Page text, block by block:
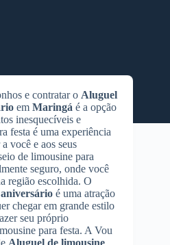
e contratar o Aluguel
em Maringá é a opção
inesquecíveis e
festa é uma experiência
você e aos seus
de limousine para
seguro, onde você
região escolhida. O
é uma atração
chegar em grande estilo
seu próprio
para festa. A Vou
Aluguel de limousine